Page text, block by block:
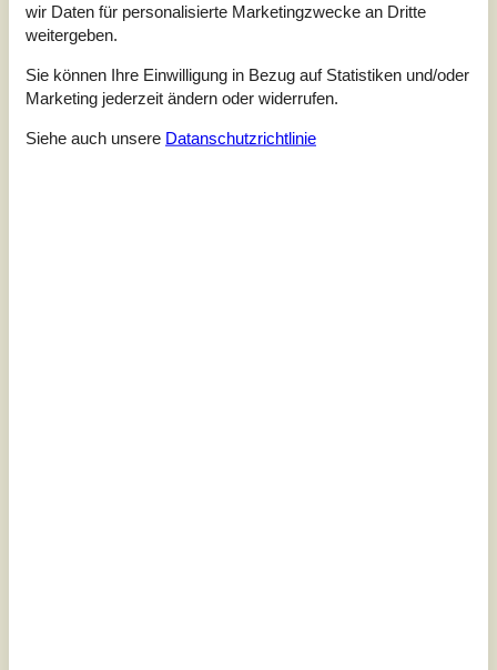
Ferienhaus mit hellen og freundlichen einrichtung, zentral
zum Wohnraum und Zimmern. Komb. Wohn-Essraum mit
Kaminofen. Alkove mit 1-2 Schlafmöglichkeiten. Zugang
mit Kühlschrank/Gefrier, E-Herd, Spülmaschine. 2
wir Daten für personalisierte Marketingzwecke an Dritte
weitergeben.
Sie können Ihre Einwilligung in Bezug auf Statistiken und/oder
Marketing jederzeit ändern oder widerrufen.
Siehe auch unsere Datanschutzrichtlinie